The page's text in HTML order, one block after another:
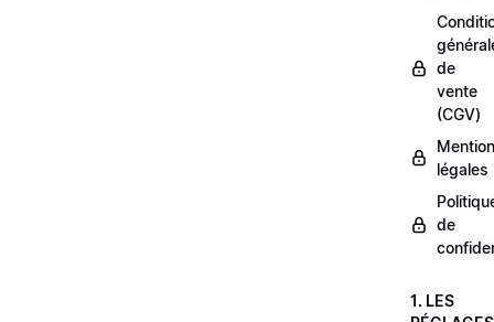
de
vente
(CGV)
légales
de
1. LES